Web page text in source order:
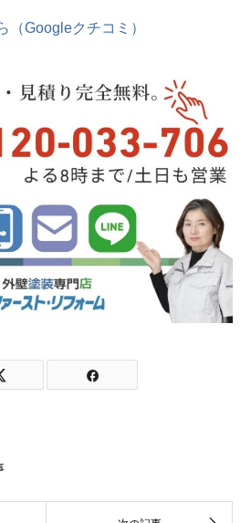
（Googleクチコミ）